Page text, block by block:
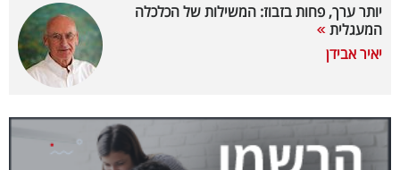
בריאות
ופנאי
תיירות
יותר ערך, פחות בזבוז: המשילות של הכלכלה
המעגלית
יאיר אבידן